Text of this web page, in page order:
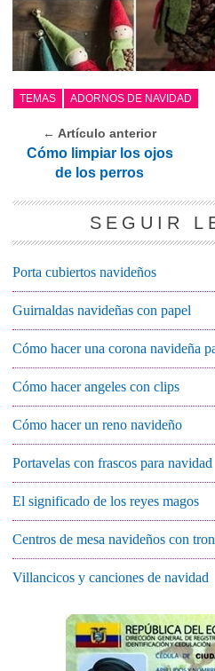
TEMAS ADORNOS DE NAVIDAD
← Artículo anterior
Cómo limpiar los ojos
de los perros
SEGUIR
Porta cubiertos navideños
Guirnaldas navideñas con papel
Cómo hacer una corona navideña
Cómo hacer angeles con clips
Cómo hacer un reno navideño
Portavelas con frascos para navidad
El significado de los reyes magos
Centros de mesa navideños con
Villancicos y canciones de navidad